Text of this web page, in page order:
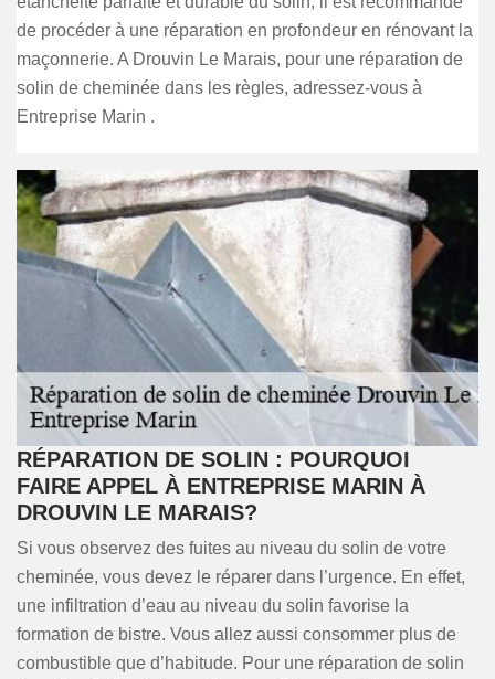
de procéder à une réparation en profondeur en rénovant la
maçonnerie. A Drouvin Le Marais, pour une réparation de
solin de cheminée dans les règles, adressez-vous à
Entreprise Marin .
RÉPARATION DE SOLIN : POURQUOI
FAIRE APPEL À ENTREPRISE MARIN À
DROUVIN LE MARAIS?
Si vous observez des fuites au niveau du solin de votre
cheminée, vous devez le réparer dans l’urgence. En effet,
une infiltration d’eau au niveau du solin favorise la
formation de bistre. Vous allez aussi consommer plus de
combustible que d’habitude. Pour une réparation de solin